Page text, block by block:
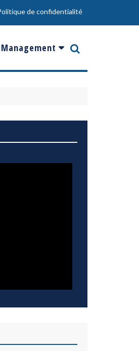
de confidentialité
Management
Innovation